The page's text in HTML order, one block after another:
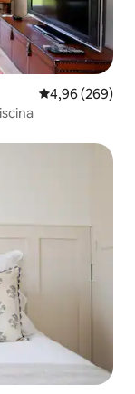
4,96 de uma
4,96 (269)